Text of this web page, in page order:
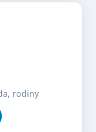
rodiny